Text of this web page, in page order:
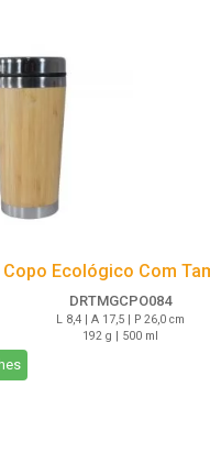
Copo Ecológico Com
DRTMGCPO084
L 8,4 | A 17,5 | P 26,0 cm
192 g | 500 ml